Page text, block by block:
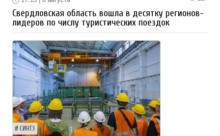
Свердловская область вошла в десятку регионов-
лидеров по числу туристических поездок
СИНТЗ